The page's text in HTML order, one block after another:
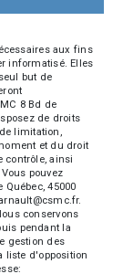
aux fins
informatisé. Elles
but de
8 Bd de
de droits
limitation,
et du droit
contrôle, ainsi
pouvez
45000
conservons
pendant la
gestion des
liste d'opposition